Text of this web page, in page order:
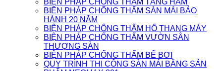
BIỆN PHÁP CHỐNG THẤM SÀN MÁI BẢO
HÀNH 20 NĂM
BIỆN PHÁP CHỐNG THẤM HỐ THANG MÁY
BIỆN PHÁP CHỐNG THẤM VƯỜN SÂN
THƯỢNG SÀN
BIỆN PHÁP CHỐNG THẤM BỂ BƠI
QUY TRÌNH THI CÔNG SÀN MÁI BẰNG SẢN